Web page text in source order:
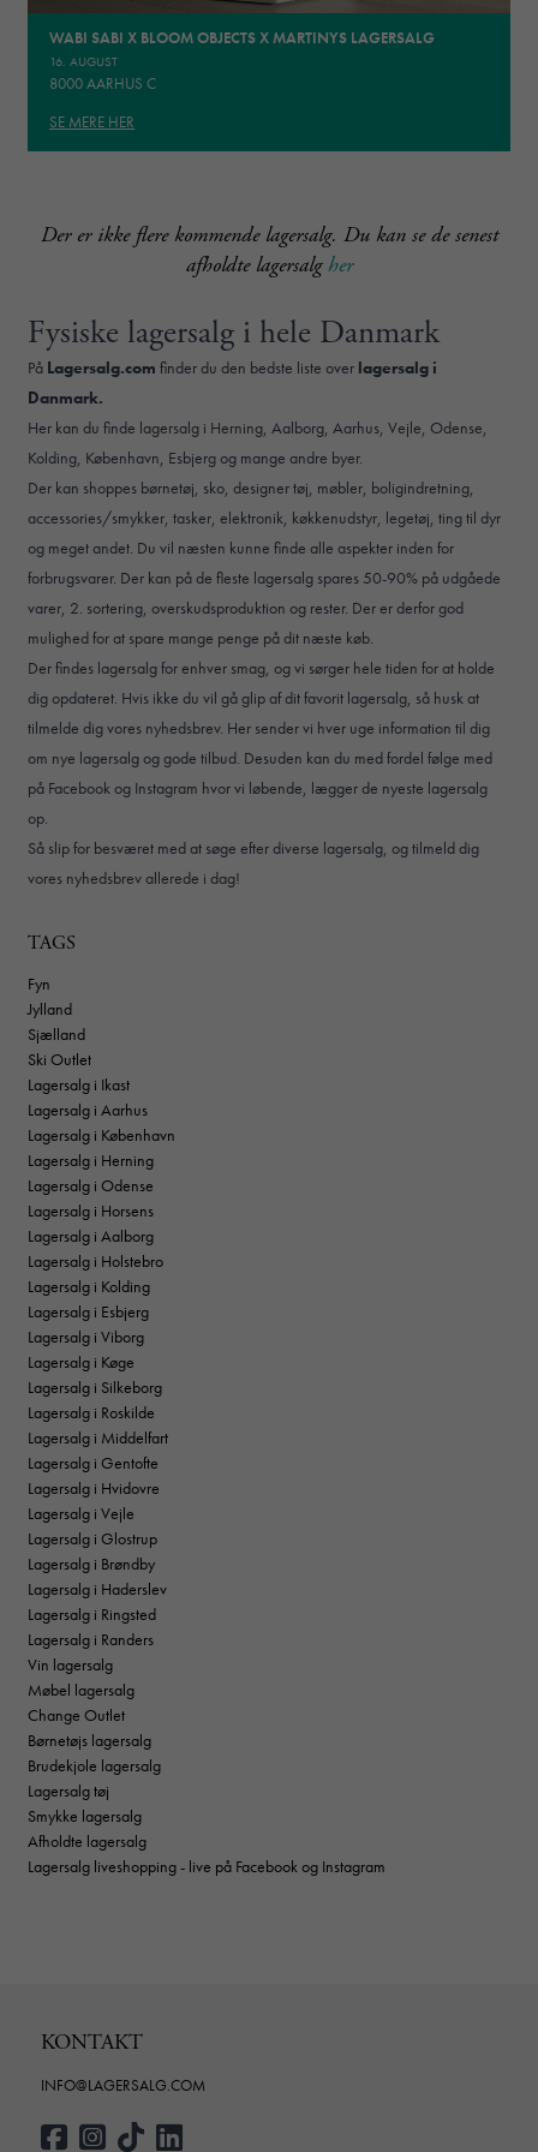
TAGS
Fyn
Jylland
Sjælland
Ski Outlet
Lagersalg i Ikast
Lagersalg i Aarhus
Lagersalg i København
Lagersalg i Herning
Lagersalg i Odense
Lagersalg i Horsens
Lagersalg i Aalborg
Lagersalg i Holstebro
Lagersalg i Kolding
Lagersalg i Esbjerg
Lagersalg i Viborg
Lagersalg i Køge
Lagersalg i Silkeborg
Lagersalg i Roskilde
Lagersalg i Middelfart
Lagersalg i Gentofte
Lagersalg i Hvidovre
Lagersalg i Vejle
Lagersalg i Glostrup
Lagersalg i Brøndby
Lagersalg i Haderslev
Lagersalg i Ringsted
Lagersalg i Randers
Vin lagersalg
Møbel lagersalg
Change Outlet
Børnetøjs lagersalg
Brudekjole lagersalg
Lagersalg tøj
Smykke lagersalg
Afholdte lagersalg
Lagersalg liveshopping - live på Facebook og Instagram
WABI SABI X BLOOM OBJECTS X MARTINYS LAGERSALG
16. AUGUST
8000 AARHUS C
SE MERE HER
Der er ikke flere kommende lagersalg. Du kan se de senest
afholdte lagersalgher
Fysiske lagersalg i hele Danmark
På Lagersalg.com finder du den bedste liste over lagersalg i
Danmark.
Her kan du finde lagersalg i Herning, Aalborg, Aarhus, Vejle, Odense,
Kolding, København, Esbjerg og mange andre byer.
Der kan shoppes børnetøj, sko, designer tøj, møbler, boligindretning,
accessories/smykker, tasker, elektronik, køkkenudstyr, legetøj, ting til dyr
og meget andet. Du vil næsten kunne finde alle aspekter inden for
forbrugsvarer. Der kan på de fleste lagersalg spares 50-90% på udgåede
varer, 2. sortering, overskudsproduktion og rester. Der er derfor god
mulighed for at spare mange penge på dit næste køb.
Der findes lagersalg for enhver smag, og vi sørger hele tiden for at holde
dig opdateret. Hvis ikke du vil gå glip af dit favorit lagersalg, så husk at
tilmelde dig vores nyhedsbrev. Her sender vi hver uge information til dig
om nye lagersalg og gode tilbud. Desuden kan du med fordel følge med
på Facebookog Instagram hvor vi løbende, lægger de nyeste lagersalg
op.
Så slip for besværet med at søge efter diverse lagersalg, og tilmeld dig
vores nyhedsbrevallerede i dag!
KONTAKT
INFO@LAGERSALG.COM